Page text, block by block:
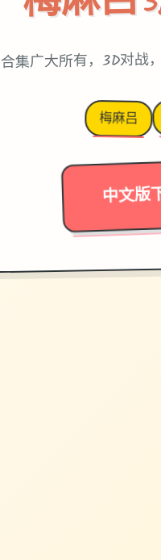
合集广大所有，3D对战
梅麻吕
中文版